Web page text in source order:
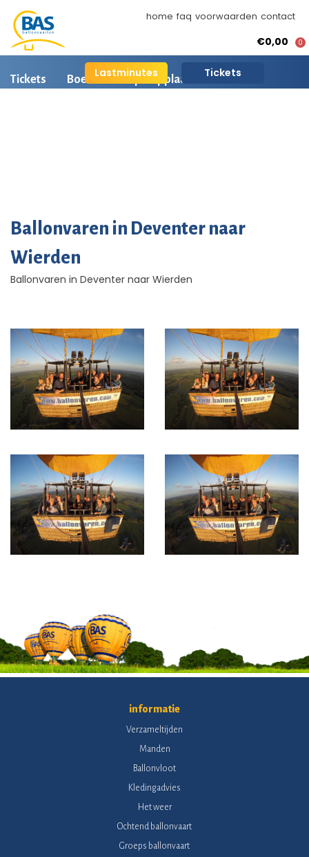
home faq voorwaarden contact
Lastminutes Tickets
€0,00 0
Tickets Boeken Opstapplaatsen
Ballonvaren in Deventer naar
Wierden
Ballonvaren in Deventer naar Wierden
informatie
Verzameltijden
Manden
Ballonvloot
Kledingadvies
Het weer
Ochtend ballonvaart
Groeps ballonvaart